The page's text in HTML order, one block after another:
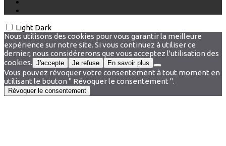
Light Dark
Nous utilisons des cookies pour vous garantir la meilleure
expérience sur notre site. Si vous continuez à utiliser ce
dernier, nous considérerons que vous acceptez l'utilisation des
cookies. J'accepte Je refuse En savoir plus
Vous pouvez révoquer votre consentement à tout moment en
utilisant le bouton " Révoquer le consentement ".
Révoquer le consentement